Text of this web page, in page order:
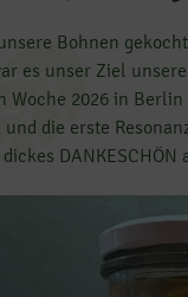
Bohnen
es unser Ziel
Woche 2026 in
und die erste